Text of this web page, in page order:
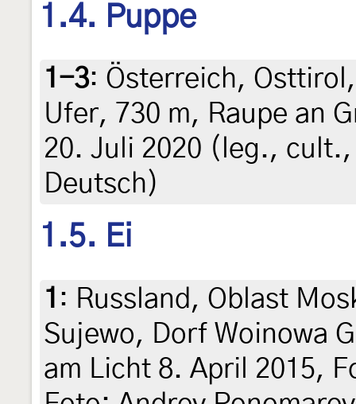
1.4. Puppe
1-3: Österreich,
Ufer, 730 m, Raupe an
20. Juli 2020 (leg.,
Deutsch)
1.5. Ei
1 : Russland, Oblast
Sujewo, Dorf Woinowa
am Licht 8. April 2015,